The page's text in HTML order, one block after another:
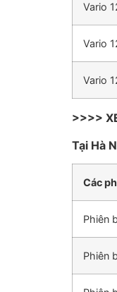
Vario
Vario
Vario
>>>>
Tại Hà
Các
Phiên
Phiên